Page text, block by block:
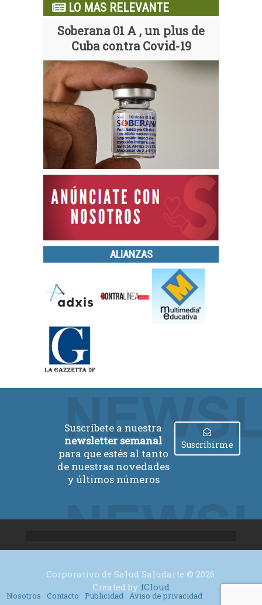
LO MAS RELEVANTE
Soberana 01 A , un plus de
Cuba contra Covid-19
ALIANZAS
Suscríbete a nuestra
newsletter semanal
para que estés al tanto
de nuestras novedades
y últimos números
Suscribirme
Corporativo de Salud Saludarte © 2026.
Created by fCloud
Nosotros Contacto Publicidad
Aviso de privacidad